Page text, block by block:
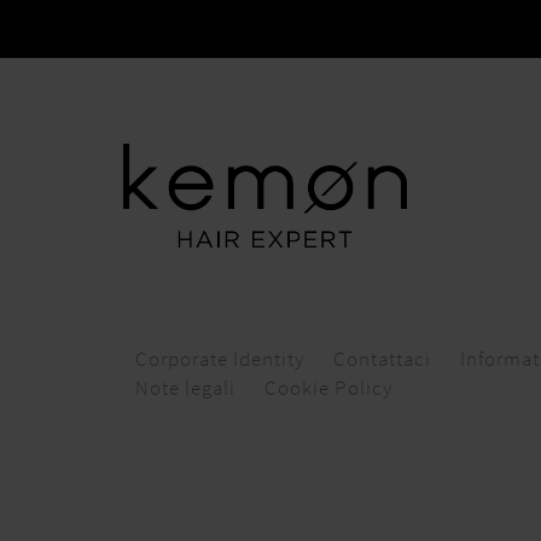
Corporate Identity Contattaci
Note legali
Cookie Policy